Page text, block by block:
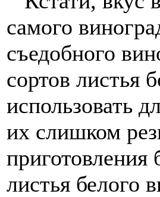
самого
съедобного
сортов листья
использовать
их слишком
листья белого